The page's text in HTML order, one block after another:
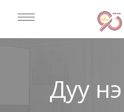
Дуу